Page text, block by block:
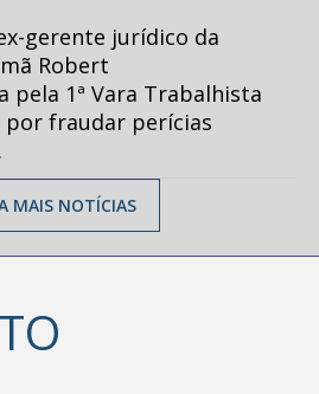
gerente jurídico da
Robert
pela 1ª Vara Trabalhista
por fraudar perícias
MAIS NOTÍCIAS